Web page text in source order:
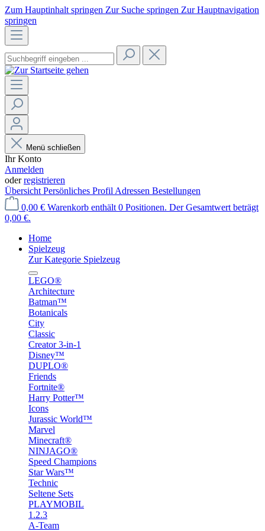
Zum Hauptinhalt springen Zur Suche springen Zur Hauptnavigation
springen
Menü schließen
Ihr Konto
Anmelden
oderregistrieren
Übersicht Persönliches Profil Adressen Bestellungen
0,00 € Warenkorb enthält 0 Positionen. Der Gesamtwert beträgt
0,00 €.
Home
Spielzeug
Zur Kategorie Spielzeug
LEGO®
Architecture
Batman™
Botanicals
City
Classic
Creator 3-in-1
Disney™
DUPLO®
Friends
Fortnite®
Harry Potter™
Icons
Jurassic World™
Marvel
Minecraft®
NINJAGO®
Speed Champions
Star Wars™
Technic
Seltene Sets
PLAYMOBIL
1.2.3
A-Team